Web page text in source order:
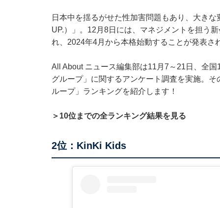
日本中を揺るがせた性加害問題もあり、大き
UP.）」。12月8日には、マネジメントを担う
れ、2024年4月から本格始動することが発表さ
All About ニュース編集部は11月7～21日、全
グループ」に関するアンケート調査を実施。
ループ」ランキングを紹介します！
＞10位までの全ランキング結果を見る
2位：KinKi Kids